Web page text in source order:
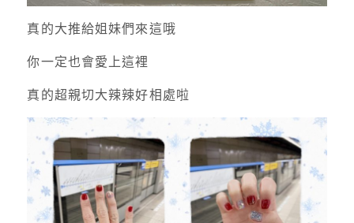
真的大推給姐妹們來這哦
你一定也會愛上這裡
真的超親切大辣辣好相處啦